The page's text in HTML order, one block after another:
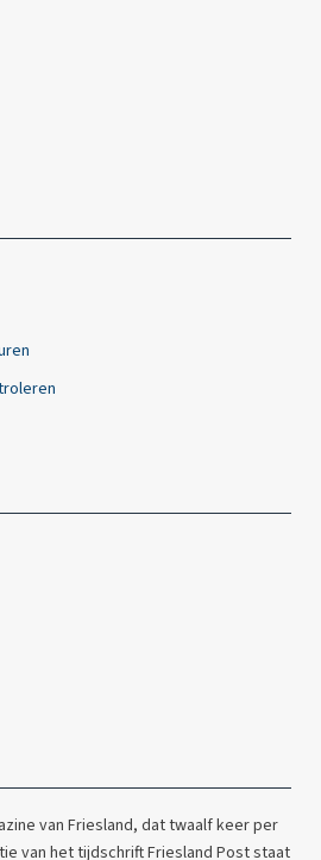
van Friesland, dat twaalf keer per
van het tijdschrift Friesland Post staat